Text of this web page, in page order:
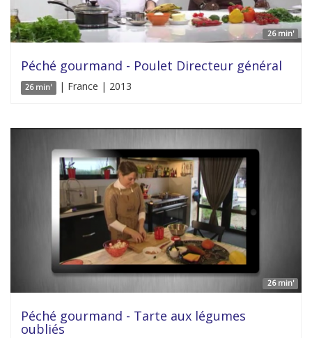
26 min'
Péché gourmand - Poulet Directeur général
26 min' | France | 2013
26 min'
Péché gourmand - Tarte aux légumes
oubliés